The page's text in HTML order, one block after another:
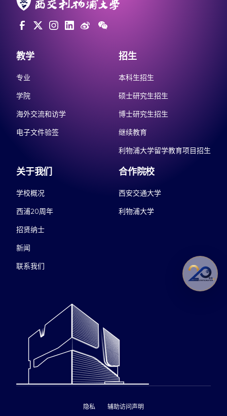
教学
专业
学院
海外交流和访学
电子文件验签
招生
本科生招生
硕士研究生招生
博士研究生招生
继续教育
利物浦大学留学教育项目招生
关于我们
学校概况
西浦20周年
招贤纳士
新闻
联系我们
合作院校
西安交通大学
利物浦大学
隐私 辅助访问声明